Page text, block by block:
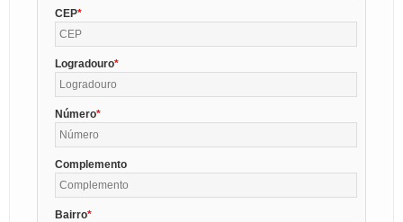
CEP
Logradouro
Número
Complemento
Bairro